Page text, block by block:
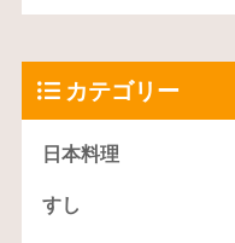
カテゴリー
日本料理
すし